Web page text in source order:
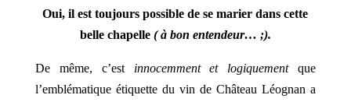
Oui, il est toujours possible de se marier dans cette
belle chapelle ( à bon entendeur… ;).
De même, c’est innocemment et logiquementque
l’emblématique étiquette du vin de Château Léognan a